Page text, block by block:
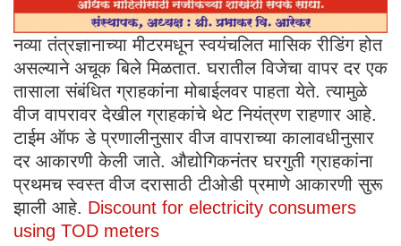
नव्या तंत्रज्ञानाच्या मीटरमधून स्वयंचलित मासिक रीडिंग होत
असल्याने अचूक बिले मिळतात. घरातील विजेचा वापर दर एक
तासाला संबंधित ग्राहकांना मोबाईलवर पाहता येते. त्यामुळे
वीज वापरावर देखील ग्राहकांचे थेट नियंत्रण राहणार आहे.
टाईम ऑफ डे प्रणालीनुसार वीज वापराच्या कालावधीनुसार
दर आकारणी केली जाते. औद्योगिकनंतर घरगुती ग्राहकांना
प्रथमच स्वस्त वीज दरासाठी टीओडी प्रमाणे आकारणी सुरू
झाली आहे. Discount for electricity consumers
using TOD meters